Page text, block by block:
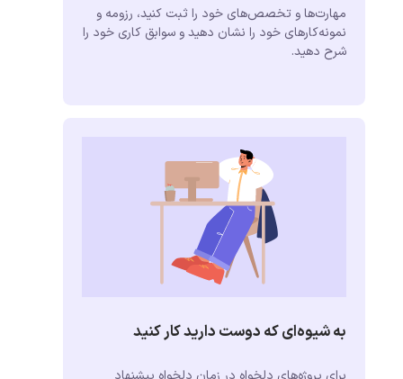
مهارت‌ها و تخصص‌های خود را ثبت کنید، رزومه و
نمونه‌کارهای خود را نشان دهید و سوابق کاری خود را
شرح دهید.
به شیوه‌ای که دوست دارید کار کنید